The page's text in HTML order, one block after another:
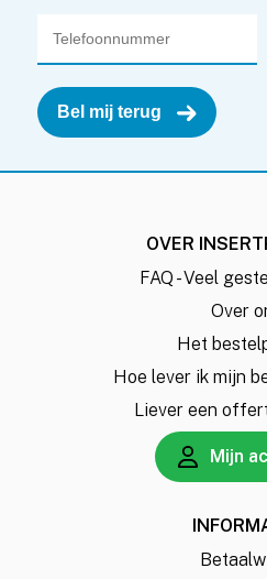
Bel mij terug
OVER
FAQ - Veel
Over
Het
Hoe lever ik mijn
Liever een
Mijn